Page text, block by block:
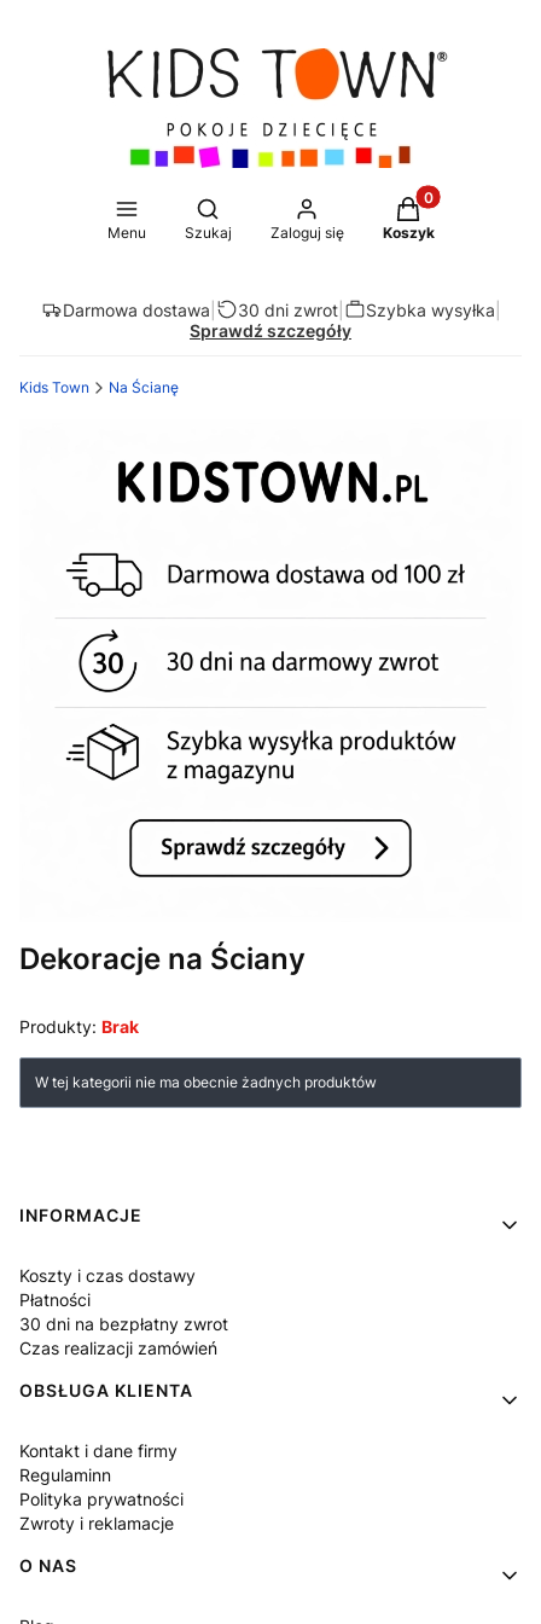
Menu
Otwórz wyszukiwarkę
Szukaj Zaloguj się
Produkty w
Koszyk
Darmowa dostawa 30 dni zwrot| Szybka wysyłka
Sprawdź szczegóły
Kids Town Na Ścianę
Dekoracje na Ściany
Produkty: Brak
Lista produktów
W tej kategorii nie ma obecnie żadnych produktów
Linki w stopce
INFORMACJE
Koszty i czas dostawy
Płatności
30 dni na bezpłatny zwrot
Czas realizacji zamówień
OBSŁUGA KLIENTA
Kontakt i dane firmy
Regulaminn
Polityka prywatności
Zwroty i reklamacje
O NAS